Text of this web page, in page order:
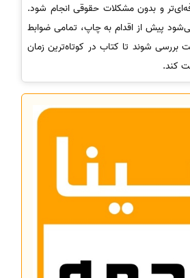
و بدون مشکلات حقوقی انجام شود.
پیش از اقدام به چاپ، تمامی ضوابط
بررسی شوند تا کتاب در کوتاه‌ترین زمان
کند.